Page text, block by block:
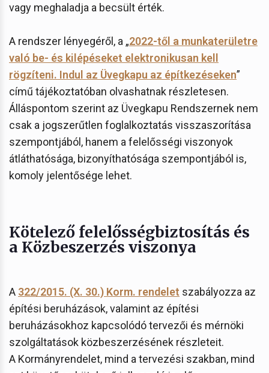
vagy meghaladja a becsült érték.
A rendszer lényegéről, a „2022-től a munkaterületre
való be- és kilépéseket elektronikusan kell
rögzíteni. Indul az Üvegkapu az építkezéseken”
című tájékoztatóban olvashatnak részletesen.
Álláspontom szerint az Üvegkapu Rendszernek nem
csak a jogszerűtlen foglalkoztatás visszaszorítása
szempontjából, hanem a felelősségi viszonyok
átláthatósága, bizonyíthatósága szempontjából is,
komoly jelentősége lehet.
Kötelező felelősségbiztosítás és
a Közbeszerzés viszonya
A 322/2015. (X. 30.) Korm. rendelet szabályozza az
építési beruházások, valamint az építési
beruházásokhoz kapcsolódó tervezői és mérnöki
szolgáltatások közbeszerzésének részleteit.
A Kormányrendelet, mind a tervezési szakban, mind